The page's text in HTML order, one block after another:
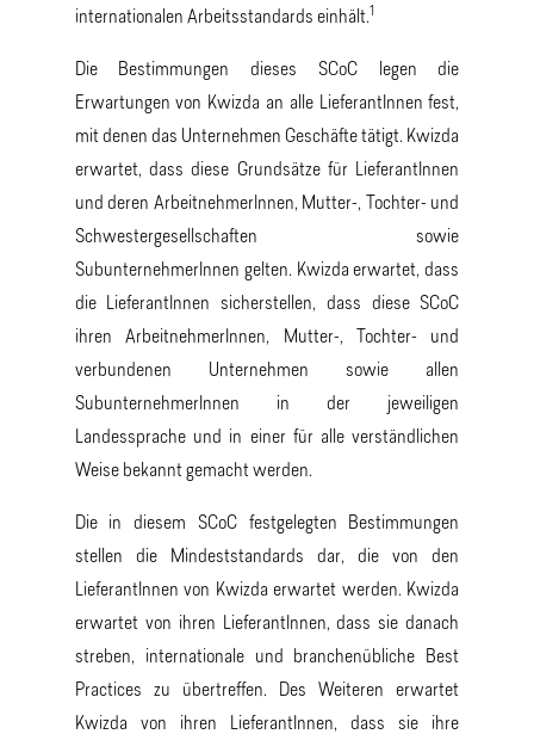
internationalen Arbeitsstandards einhält.1
Die Bestimmungen dieses SCoC legen die
Erwartungen von Kwizda an alle LieferantInnen fest,
mit denen das Unternehmen Geschäfte tätigt. Kwizda
erwartet, dass diese Grundsätze für LieferantInnen
und deren ArbeitnehmerInnen, Mutter-, Tochter- und
Schwestergesellschaften sowie
SubunternehmerInnen gelten. Kwizda erwartet, dass
die LieferantInnen sicherstellen, dass diese SCoC
ihren ArbeitnehmerInnen, Mutter-, Tochter- und
verbundenen Unternehmen sowie allen
SubunternehmerInnen in der jeweiligen
Landessprache und in einer für alle verständlichen
Weise bekannt gemacht werden.
Die in diesem SCoC festgelegten Bestimmungen
stellen die Mindeststandards dar, die von den
LieferantInnen von Kwizda erwartet werden. Kwizda
erwartet von ihren LieferantInnen, dass sie danach
streben, internationale und branchenübliche Best
Practices zu übertreffen. Des Weiteren erwartet
Kwizda von ihren LieferantInnen, dass sie ihre